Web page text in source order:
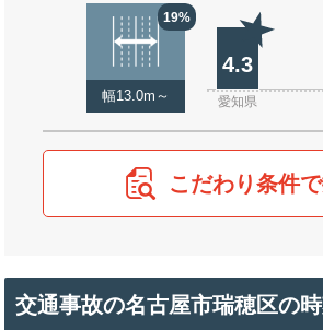
19%
幅13.0m～
4.3
愛知県
こだわり条件
交通事故の名古屋市瑞穂区の